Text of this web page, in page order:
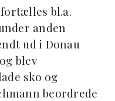
bl.a.
anden
ud i Donau
blev
sko og
beordrede